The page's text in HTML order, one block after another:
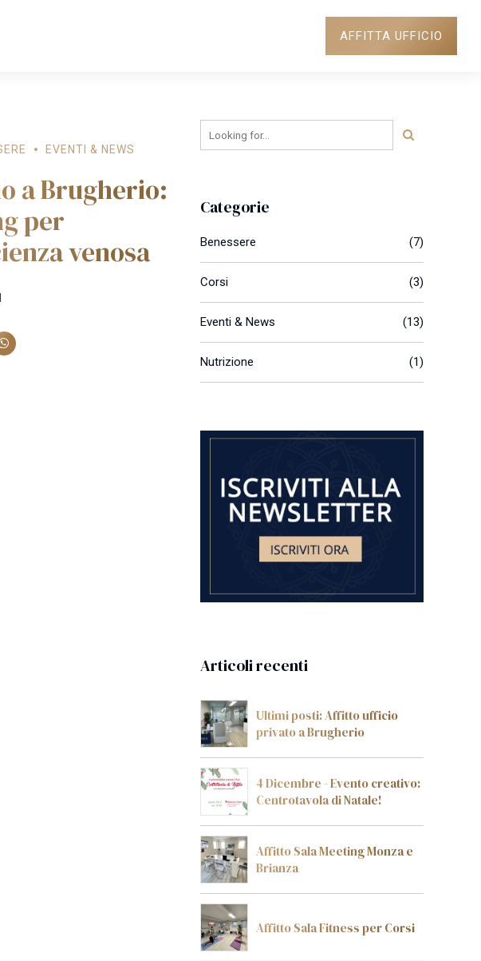
AFFITTA UFFICIO
EVENTI & NEWS
a Brugherio:
per
venosa
Categorie
Benessere (7)
Corsi (3)
Eventi & News (13)
Nutrizione (1)
Articoli recenti
Ultimi posti: Affitto ufficio
privato a Brugherio
4 Dicembre - Evento creativo:
Centrotavola di Natale!
Affitto Sala Meeting Monza e
Brianza
Affitto Sala Fitness per Corsi